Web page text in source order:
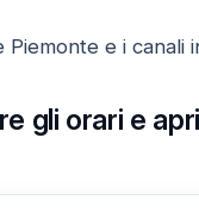
e i canali
gli orari e